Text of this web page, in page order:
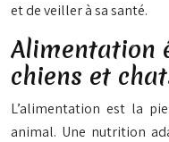
et de veiller à sa santé.
Alimentation
chiens et
L’alimentation est la
animal. Une nutrition